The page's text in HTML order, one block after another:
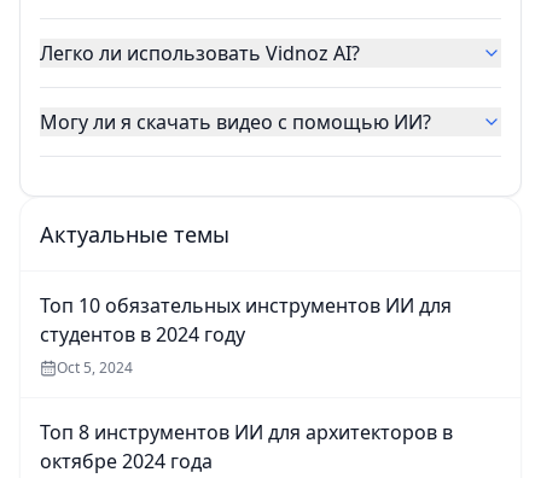
Легко ли использовать Vidnoz AI?
Могу ли я скачать видео с помощью ИИ?
Актуальные темы
Топ 10 обязательных инструментов ИИ для
студентов в 2024 году
Oct 5, 2024
Топ 8 инструментов ИИ для архитекторов в
октябре 2024 года